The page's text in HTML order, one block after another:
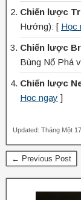
Chiến lược
Hướng): [ Học
Chiến lược
Bùng Nổ Phá
Chiến lược
Học ngay ]
Updated: Tháng Một
← Previous Post